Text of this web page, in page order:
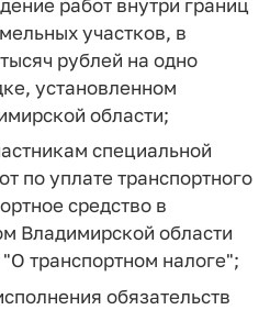
участков, в
рублей на одно
установленном
области;
специальной
по уплате транспортного
средство в
Владимирской области
транспортном налоге";
обязательств